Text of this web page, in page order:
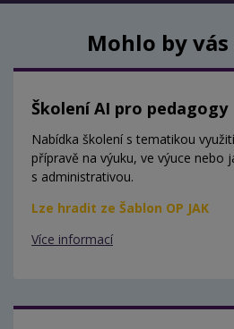
Mohlo by
Školení AI pro pedagogy
Nabídka školení s tematikou
přípravě na výuku, ve výuce nebo
s administrativou.
Lze hradit ze Šablon OP JAK
Více informací